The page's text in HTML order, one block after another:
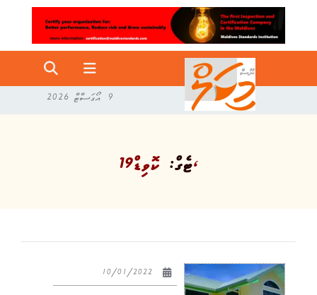
9 އޯގަސްޓް 2026
ޓެގް:ކޮވިޑް19،